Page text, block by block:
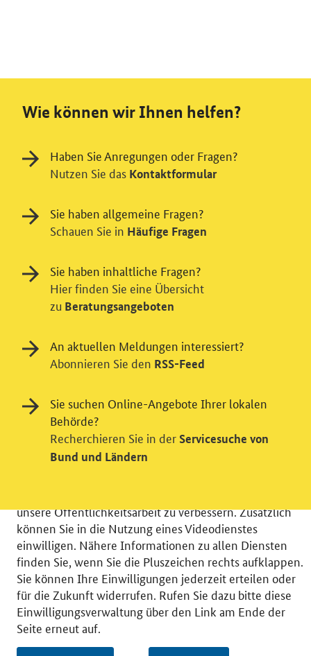
© 2026 Bundesministerium für Wirtschaft und Energie
RSS
Benutzerhinweise
Inhaltsverzeichnis
Impressum
Barrierefreiheit
Datenschutz
Einwilligungsverwaltung
Einwilligung in Tracking und / oder
Videodienst
Wir bitten Sie an dieser Stelle um Ihre Einwilligung für
verschiedene Zusatzdienste unserer Webseite: Wir
unsere Öffentlichkeitsarbeit zu verbessern. Zusätzlich
können Sie in die Nutzung eines Videodienstes
einwilligen. Nähere Informationen zu allen Diensten
finden Sie, wenn Sie die Pluszeichen rechts aufklappen.
Sie können Ihre Einwilligungen jederzeit erteilen oder
für die Zukunft widerrufen. Rufen Sie dazu bitte diese
Einwilligungsverwaltung über den Link am Ende der
Seite erneut auf.
Wie können wir Ihnen helfen?
Haben Sie Anregungen oder Fragen?
Nutzen Sie das Kontaktformular
Sie haben allgemeine Fragen?
Schauen Sie in Häufige Fragen
Sie haben inhaltliche Fragen?
Hier finden Sie eine Übersicht
zu Beratungsangeboten
An aktuellen Meldungen interessiert?
Abonnieren Sie den RSS-Feed
Sie suchen Online-Angebote Ihrer lokalen
Behörde?
Recherchieren Sie in der Servicesuche von
Bund und Ländern